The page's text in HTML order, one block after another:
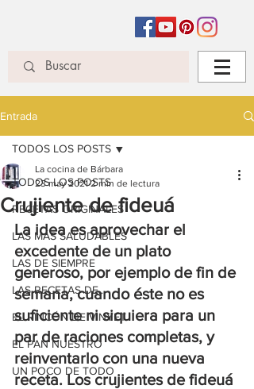
Entrada
TODOS LOS POSTS
RECETAS ORIGINALES
LAS MÁS SALUDABLES
LAS DE SIEMPRE
LAS RECETAS DE...
EL RINCÓN DE VINYET
EL PAN NUESTRO
UN POCO DE TODO
TODOS LOS POSTS
Crujiente de fideuá
La cocina de Bárbara
23 may 2021 2 min de lectura
La idea es aprovechar el
excedente de un plato
generoso, por ejemplo de fin de
semana, cuando éste no es
suficiente ni siquiera para un
par de raciones completas, y
reinventarlo con una nueva
receta. Los crujientes de fideuá